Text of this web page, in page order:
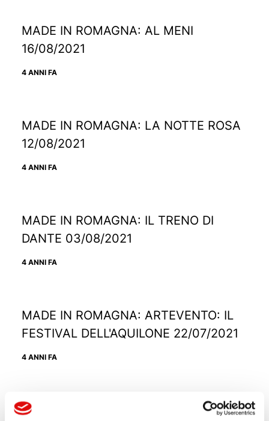
MADE IN ROMAGNA: AL MENI
16/08/2021
4 ANNI FA
MADE IN ROMAGNA: LA NOTTE ROSA
12/08/2021
4 ANNI FA
MADE IN ROMAGNA: IL TRENO DI
DANTE 03/08/2021
4 ANNI FA
MADE IN ROMAGNA: ARTEVENTO: IL
FESTIVAL DELL'AQUILONE 22/07/2021
4 ANNI FA
MADE IN ROMAGNA: RAVENNA